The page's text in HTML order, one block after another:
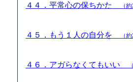
４４．平常心の保ちかた （
４５．もう１人の自分を （
４６．アガらなくてもいい